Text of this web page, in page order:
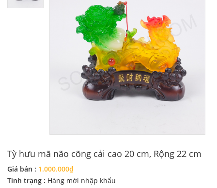
Tỳ hưu mã não cõng cải cao 20 cm, Rộng 22 cm
Giá bán : 1.000.000₫
Tình trạng : Hàng mới nhập khẩu